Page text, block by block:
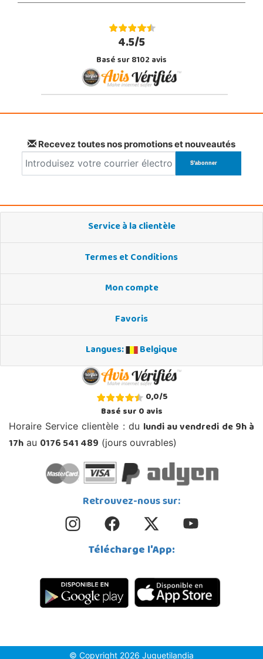
4.5/5
Basé sur 8102 avis
Recevez toutes nos promotions et nouveautés
Service à la clientèle
Termes et Conditions
Mon compte
Favoris
Langues:
Belgique
0,0/5
Basé sur0avis
Horaire Service clientèle : du lundi au vendredi de 9h à
17h au 0176 541 489 (jours ouvrables)
Retrouvez-nous sur:
Télécharge l'App:
© Copyright 2026 Juguetilandia